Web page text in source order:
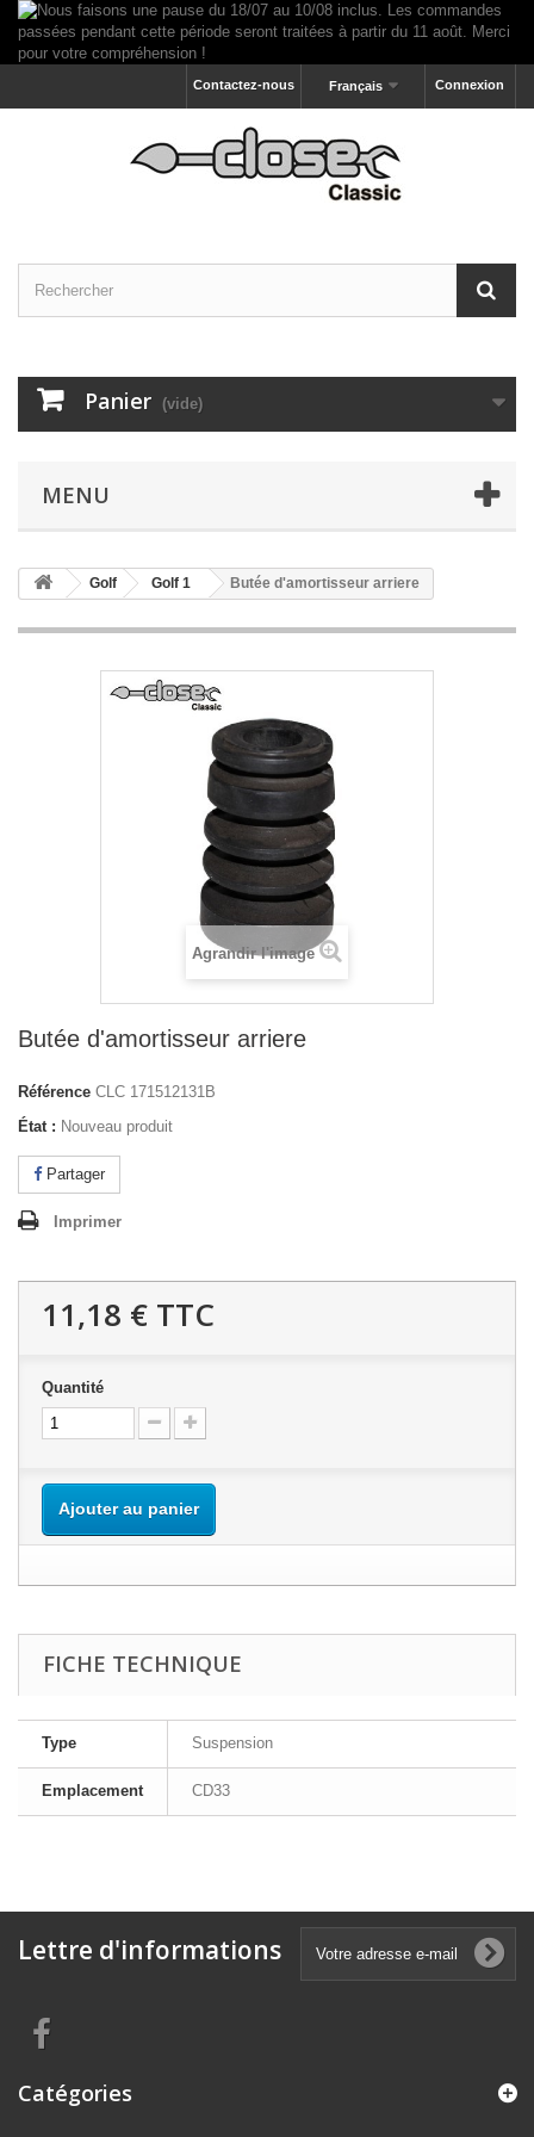
Connexion
Français
Contactez-nous
Panier (vide)
MENU
Golf Golf 1 Butée d'amortisseur arriere
Agrandir l'image
Butée d'amortisseur arriere
Référence CLC 171512131B
État : Nouveau produit
Partager
Imprimer
11,18 € TTC
Quantité
Ajouter au panier
FICHE TECHNIQUE
Type Suspension
Emplacement CD33
Lettre d'informations
Catégories